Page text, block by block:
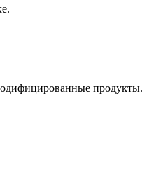
продукты.